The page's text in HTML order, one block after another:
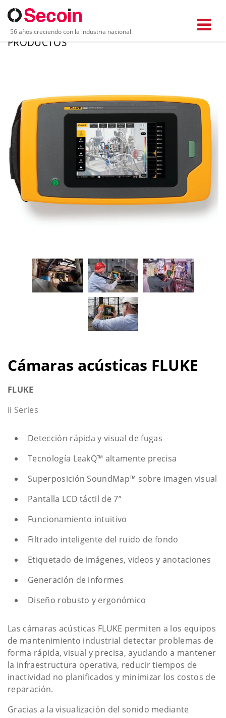
56 años creciendo con la industria nacional
PRODUCTOS
Cámaras acústicas FLUKE
FLUKE
ii Series
Detección rápida y visual de fugas
Tecnología LeakQ™ altamente precisa
Superposición SoundMap™ sobre imagen visual
Pantalla LCD táctil de 7”
Funcionamiento intuitivo
Filtrado inteligente del ruido de fondo
Etiquetado de imágenes, videos y anotaciones
Generación de informes
Diseño robusto y ergonómico
Las cámaras acústicas FLUKE permiten a los equipos
de mantenimiento industrial detectar problemas de
forma rápida, visual y precisa, ayudando a mantener
la infraestructura operativa, reducir tiempos de
inactividad no planificados y minimizar los costos de
reparación.
Gracias a la visualización del sonido mediante